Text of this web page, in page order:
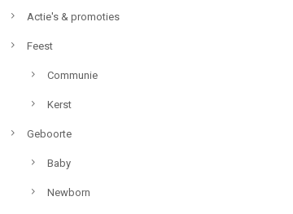
Actie's & promoties
Feest
Communie
Kerst
Geboorte
Baby
Newborn